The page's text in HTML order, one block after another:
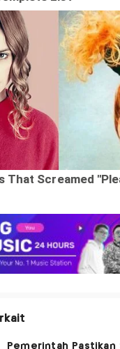
Pemerintah Pastikan